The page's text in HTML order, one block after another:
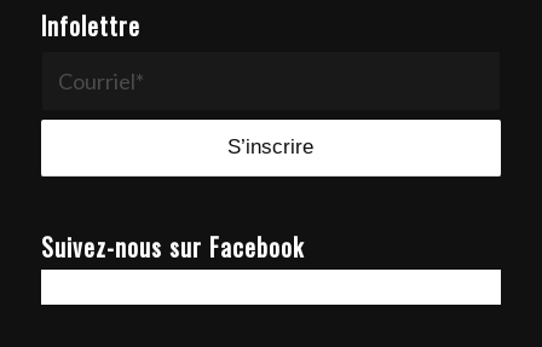
Infolettre
Suivez-nous sur Facebook